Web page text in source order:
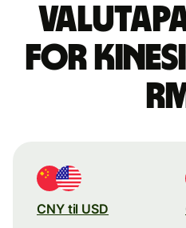
for
CNY til USD